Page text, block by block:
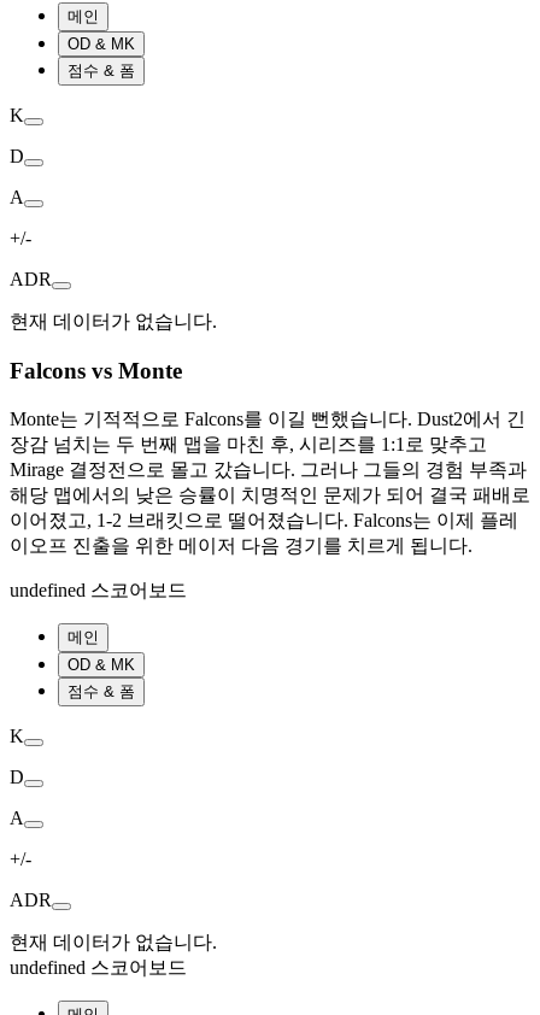
메인
OD & MK
점수 & 폼
K
D
A
+/-
ADR
현재 데이터가 없습니다.
Falcons vs Monte
Monte는 기적적으로 Falcons를 이길 뻔했습니다. Dust2에서 긴
장감 넘치는 두 번째 맵을 마친 후, 시리즈를 1:1로 맞추고
Mirage 결정전으로 몰고 갔습니다. 그러나 그들의 경험 부족과
해당 맵에서의 낮은 승률이 치명적인 문제가 되어 결국 패배로
이어졌고, 1-2 브래킷으로 떨어졌습니다. Falcons는 이제 플레
이오프 진출을 위한 메이저 다음 경기를 치르게 됩니다.
undefined 스코어보드
메인
OD & MK
점수 & 폼
K
D
A
+/-
ADR
현재 데이터가 없습니다.
undefined 스코어보드